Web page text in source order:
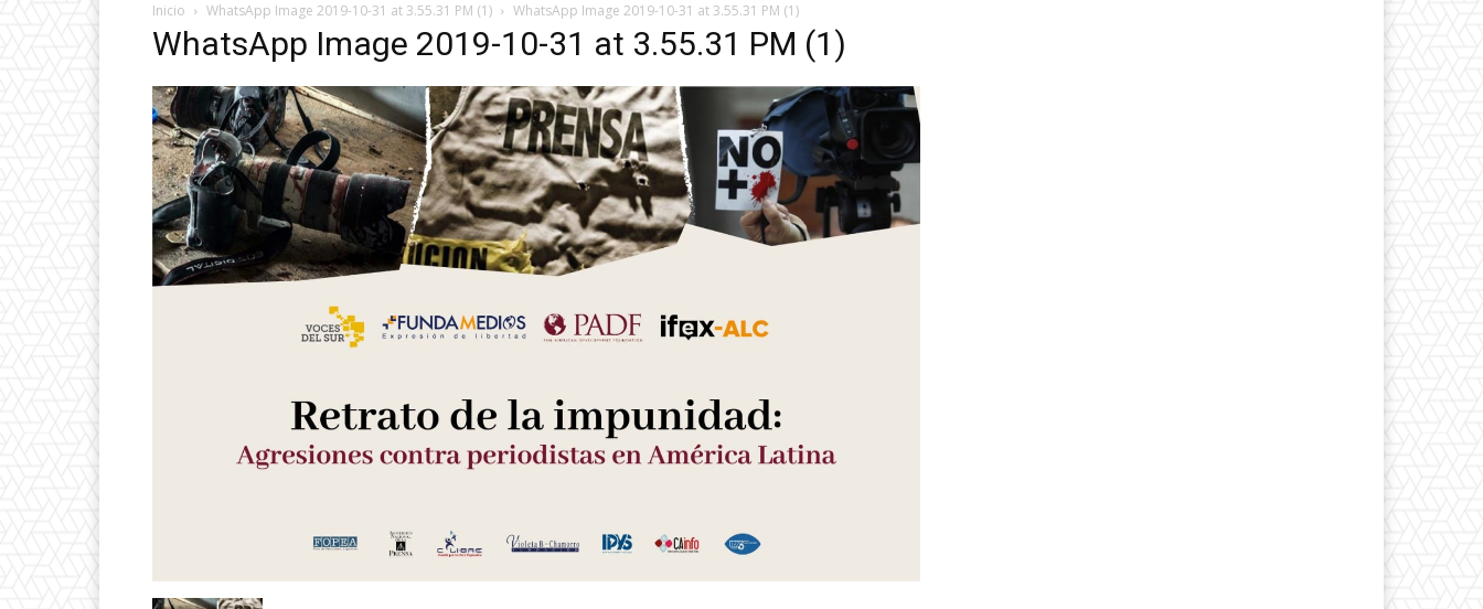
Inicio WhatsApp Image 2019-10-31 at 3.55.31 PM (1) WhatsApp Image 2019-10-31 at 3.55.31 PM (1)
WhatsApp Image 2019-10-31 at 3.55.31 PM (1)